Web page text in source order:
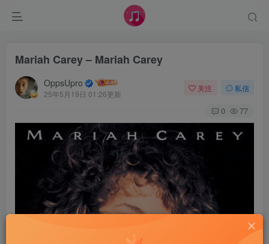
Mariah Carey – Mariah Carey
OppsUpro
25年5月19日 01:26更新
关注 私信
0 77